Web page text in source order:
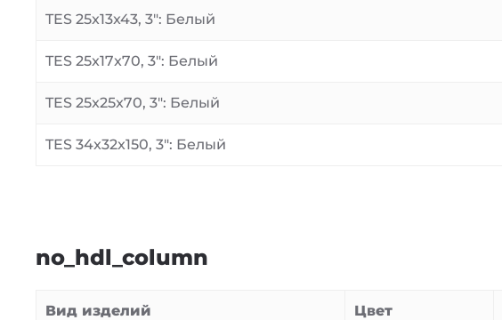
TES 25x13x43, 3″: Белый
TES 25x17x70, 3″: Белый
TES 25x25x70, 3″: Белый
TES 34x32x150, 3″: Белый
no_hdl_column
Вид изделий Цвет